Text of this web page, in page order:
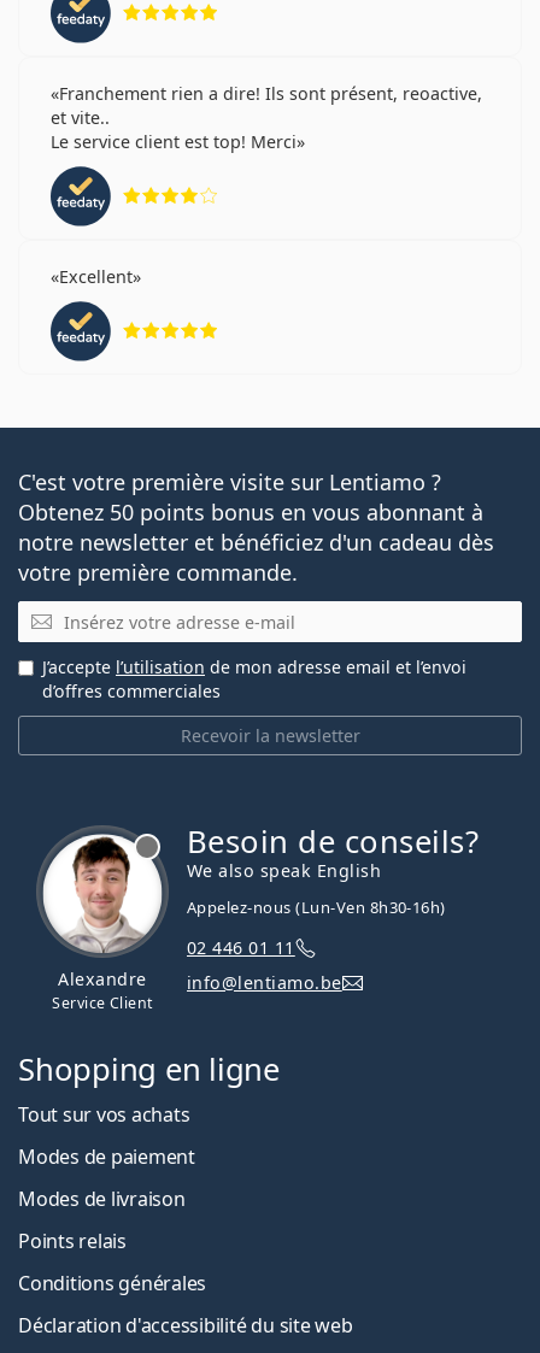
Franchement rien a dire! Ils sont présent, reoactive,
et vite..
Le service client est top! Merci
Excellent
C'est votre première visite sur Lentiamo ?
Obtenez 50 points bonus en vous abonnant à
notre newsletter et bénéficiez d'un cadeau dès
votre première commande.
E-mail
Recevoir la newsletter
J’accepte l’utilisation de mon adresse email et l’envoi
d’offres commerciales
Alexandre
Service Client
Besoin de conseils?
We also speak English
Appelez-nous (Lun-Ven 8h30-16h)
02 446 01 11
info@lentiamo.be
Shopping en ligne
Tout sur vos achats
Modes de paiement
Modes de livraison
Points relais
Conditions générales
Déclaration d'accessibilité du site web